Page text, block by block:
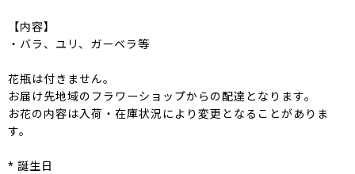
【内容】
・バラ、ユリ、ガーベラ等
花瓶は付きません。
お届け先地域のフラワーショップからの配達となります。
お花の内容は入荷・在庫状況により変更となることがありま
す。
* 誕生日